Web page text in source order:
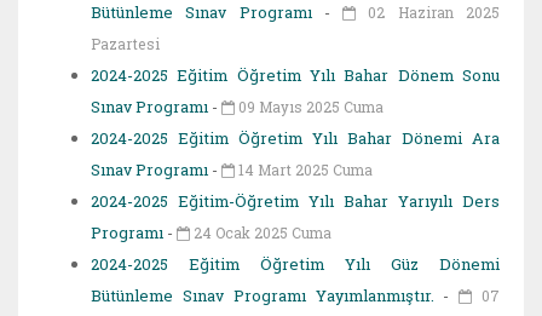
Bütünleme Sınav Programı -
02 Haziran 2025
Pazartesi
2024-2025 Eğitim Öğretim Yılı Bahar Dönem Sonu
Sınav Programı - 09 Mayıs 2025 Cuma
2024-2025 Eğitim Öğretim Yılı Bahar Dönemi Ara
Sınav Programı - 14 Mart 2025 Cuma
2024-2025 Eğitim-Öğretim Yılı Bahar Yarıyılı Ders
Programı - 24 Ocak 2025 Cuma
2024-2025 Eğitim Öğretim Yılı Güz Dönemi
Bütünleme Sınav Programı Yayımlanmıştır. -
07